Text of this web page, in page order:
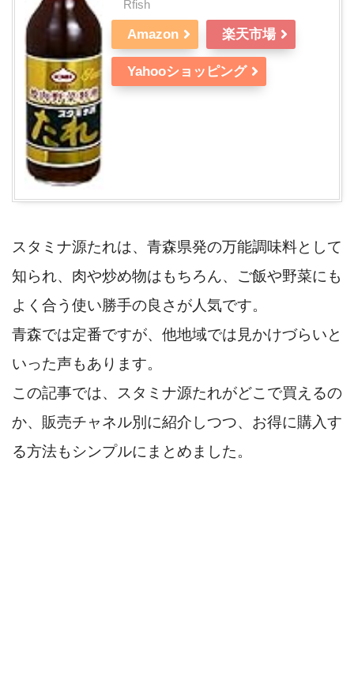
Rfish
Amazon 楽天市場
Yahooショッピング
スタミナ源たれは、青森県発の万能調味料として
知られ、肉や炒め物はもちろん、ご飯や野菜にも
よく合う使い勝手の良さが人気です。
青森では定番ですが、他地域では見かけづらいと
いった声もあります。
この記事では、スタミナ源たれがどこで買えるの
か、販売チャネル別に紹介しつつ、お得に購入す
る方法もシンプルにまとめました。